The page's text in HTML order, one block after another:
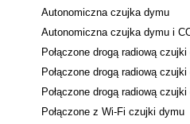
Autonomiczna czujka dymu
Autonomiczna czujka dymu i
Połączone drogą radiową czujki
Połączone drogą radiową
Połączone drogą radiową
Połączone z Wi-Fi czujki dymu